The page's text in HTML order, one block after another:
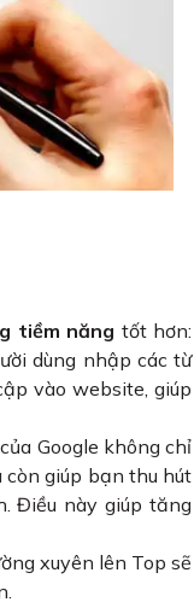
tiềm năng tốt hơn:
dùng nhập các từ
vào website, giúp
Google không chỉ
giúp bạn thu hút
Điều này giúp tăng
xuyên lên Top sẽ